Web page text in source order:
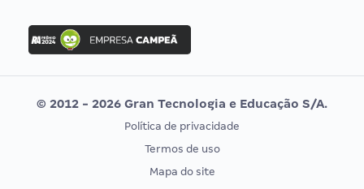
Concurso Ibama
Concurso MPU
Editais publicados
Vunesp
CONCURSOS POR PROFISSÃO
EXAME DE ORDEM
© 2012 - 2026 Gran Tecnologia e Educação S/A.
Política de privacidade
Termos de uso
Mapa do site